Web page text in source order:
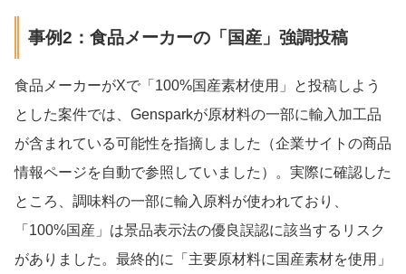
事例2：食品メーカーの「国産」強調投稿
食品メーカーがXで「100%国産素材使用」と投稿しよう
とした案件では、Gensparkが原材料の一部に輸入加工品
が含まれている可能性を指摘しました（企業サイトの商品
情報ページを自動で参照していました）。実際に確認した
ところ、調味料の一部に輸入原料が使われており、
「100%国産」は景品表示法の優良誤認に該当するリスク
がありました。最終的に「主要原材料に国産素材を使用」